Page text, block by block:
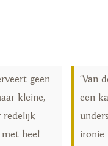
geen
kleine,
redelijk
heel
‘Van
een